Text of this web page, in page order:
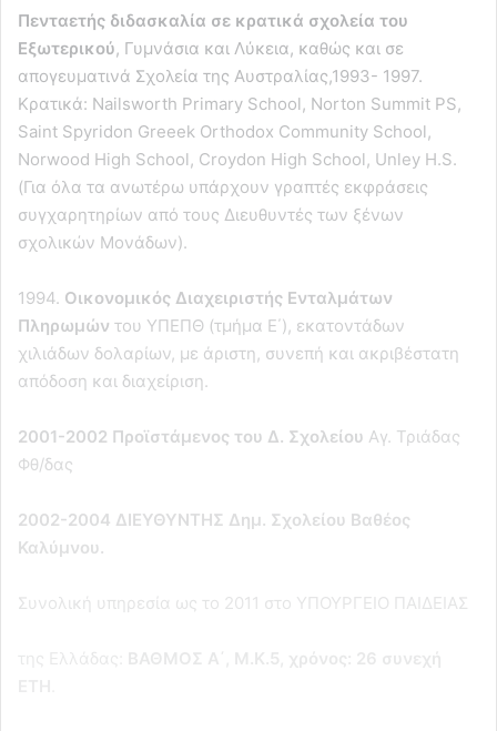
Πενταετής διδασκαλία σε κρατικά σχολεία του
Εξωτερικού, Γυμνάσια και Λύκεια, καθώς και σε
απογευματινά Σχολεία της Αυστραλίας,1993- 1997.
Κρατικά: Νailsworth Primary School, Norton Summit PS,
Saint Spyridon Greeek Orthodox Community School,
Norwood High School, Croydon High School, Unley H.S.
(Για όλα τα ανωτέρω υπάρχουν γραπτές εκφράσεις
συγχαρητηρίων από τους Διευθυντές των ξένων
σχολικών Μονάδων).
1994. Οικονομικός Διαχειριστής Ενταλμάτων
Πληρωμών του ΥΠΕΠΘ (τμήμα Ε΄), εκατοντάδων
χιλιάδων δολαρίων, με άριστη, συνεπή και ακριβέστατη
απόδοση και διαχείριση.
2001-2002 Προϊστάμενος του Δ. Σχολείου Αγ. Τριάδας
Φθ/δας
2002-2004 ΔΙΕΥΘΥΝΤΗΣ Δημ. Σχολείου Βαθέος
Καλύμνου.
Συνολική υπηρεσία ως το 2011 στο ΥΠΟΥΡΓΕΙΟ ΠΑΙΔΕΙΑΣ
ΒΑΘΜΟΣ Α΄, Μ.Κ.5, χρόνος: 26 συνεχή